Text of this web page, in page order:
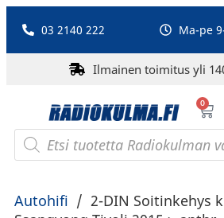
03 2140 222 Ma-pe
Ilmainen toimitus yli
0
Autohifi / 2-DIN Soitinkehys